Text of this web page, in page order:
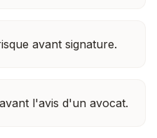
avant signature.
l'avis d'un avocat.